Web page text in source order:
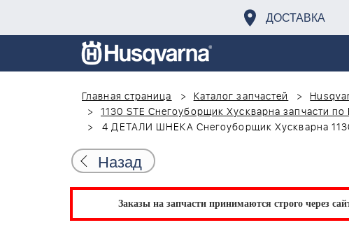
ДОСТАВКА
Главная страница
Каталог запчастей
1130 STE Снегоуборщик Хускварна запчасти по
4 ДЕТАЛИ ШНЕКА Снегоуборщик Хускварна
Назад
Заказы на запчасти принимаются строго через